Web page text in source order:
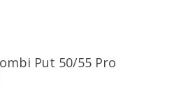
Lees VerderPut 50/55 Pro